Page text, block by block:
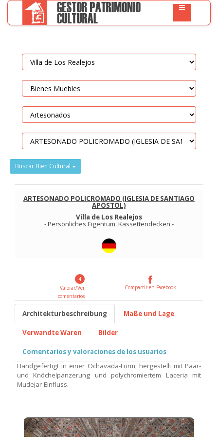
Buscar Bien Cultural
ARTESONADO POLICROMADO (IGLESIA DE SANTIAGO
APÓSTOL)
Villa de Los Realejos
-Persönliches Eigentum. Kassettendecken -
4
Valorar/Ver
comentarios
Compartir en Facebook
Architekturbeschreibung Maße und Lage
Verwandte Waren Bilder
Comentarios y valoraciones de los usuarios
Handgefertigt in einer Ochavada-Form, hergestellt mit Paar-
und Knöchelpanzerung und polychromiertem Laceria mit
Mudejar-Einfluss.